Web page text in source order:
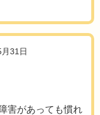
31日
害があっても慣れ